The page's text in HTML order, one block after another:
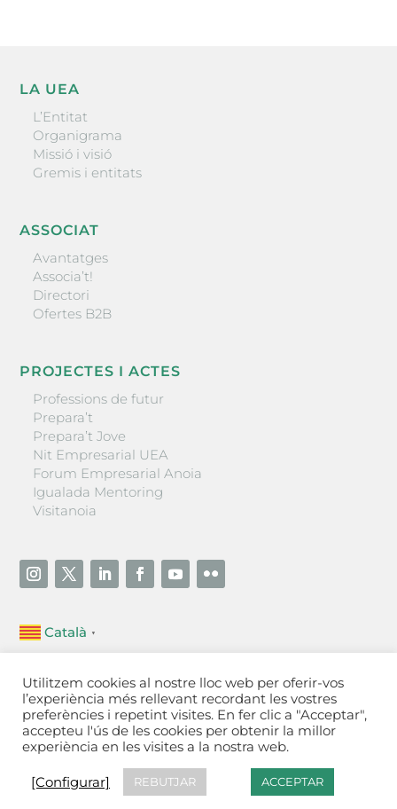
LA UEA
L’Entitat
Organigrama
Missió i visió
Gremis i entitats
ASSOCIAT
Avantatges
Associa’t!
Directori
Ofertes B2B
PROJECTES I ACTES
Professions de futur
Prepara’t
Prepara’t Jove
Nit Empresarial UEA
Forum Empresarial Anoia
Igualada Mentoring
Visitanoia
Català ▼
Unió Empresarial de l’Anoia (UEA)
Ctra. de Manresa, 131, 08700 – Igualada(Barcelona)
Tel 93 805 22 92
Contactar
de cookies [Configurar]
Fet a Igualada per Aladetres
Utilitzem cookies al nostre lloc web per oferir-vos
l’experiència més rellevant recordant les vostres
preferències i repetint visites. En fer clic a "Acceptar",
accepteu l'ús de les cookies per obtenir la millor
experiència en les visites a la nostra web.
[Configurar] REBUTJAR ACCEPTAR